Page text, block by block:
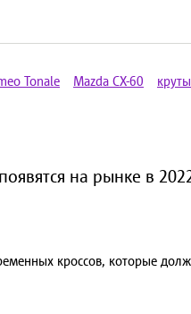
Tonale Mazda CX-60
на рынке в
кроссов, которые